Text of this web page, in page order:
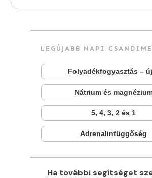
LEGÚJABB NAPI
Folyadékfogyasztás –
Nátrium és
5, 4, 3, 2 és 1
Adrenalinfüggőség
Ha további segítséget